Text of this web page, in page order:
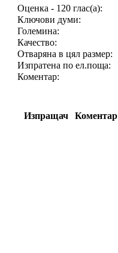
Оценка - 120 глас(а):
Ключови думи:
Големина:
Качество:
Отваряна в цял размер:
Изпратена по ел.поща:
Коментар:
Изпращач Коментар